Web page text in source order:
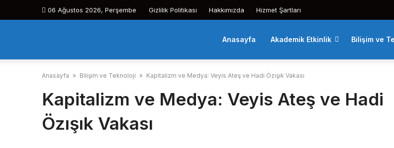
06 Ağustos 2026, Perşembe Gizlilik Politikası Hakkımızda Hizmet Şartları
Anasayfa Akademik Etkinlik Bilişim ve
Anasayfa » Bilişim ve Teknoloji » Kapitalizm ve Medya: Veyis Ateş ve Hadi Özışık Vakası
Kapitalizm ve Medya: Veyis Ateş ve Hadi
Özışık Vakası